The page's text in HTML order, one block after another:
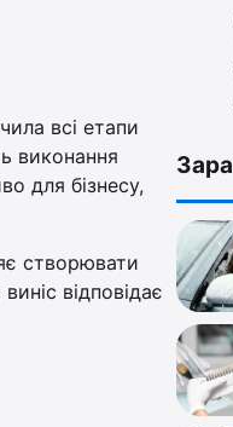
всі етапи
виконання
для бізнесу,
створювати
відповідає